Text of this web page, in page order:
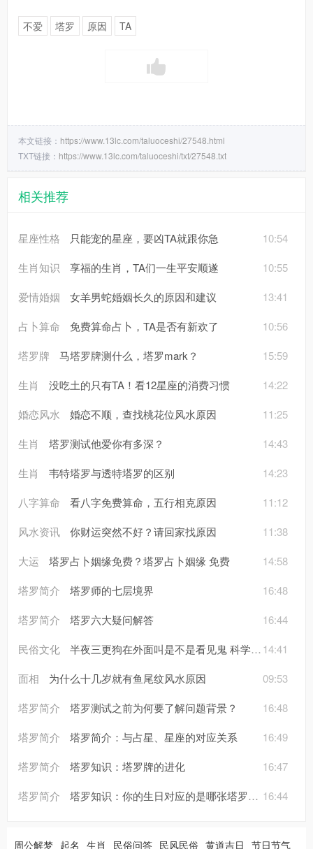
不爱 塔罗 原因 TA
本文链接： https://www.13lc.com/taluoceshi/27548.html
TXT链接： https://www.13lc.com/taluoceshi/txt/27548.txt
相关推荐
10:54
星座性格
只能宠的星座，要凶TA就跟你急
10:55
生肖知识
享福的生肖，TA们一生平安顺遂
13:41
爱情婚姻
女羊男蛇婚姻长久的原因和建议
10:56
占卜算命
免费算命占卜，TA是否有新欢了
15:59
塔罗牌
马塔罗牌测什么，塔罗mark？
14:22
生肖
没吃土的只有TA！看12星座的消费习惯
11:25
婚恋风水
婚恋不顺，查找桃花位风水原因
14:43
生肖
塔罗测试他爱你有多深？
14:23
生肖
韦特塔罗与透特塔罗的区别
11:12
八字算命
看八字免费算命，五行相克原因
11:38
风水资讯
你财运突然不好？请回家找原因
14:58
大运
塔罗占卜姻缘免费？塔罗占卜姻缘 免费
16:48
塔罗简介
塔罗师的七层境界
16:44
塔罗简介
塔罗六大疑问解答
14:41
民俗文化
半夜三更狗在外面叫是不是看见鬼 科学的原因
09:53
面相
为什么十几岁就有鱼尾纹风水原因
16:48
塔罗简介
塔罗测试之前为何要了解问题背景？
16:49
塔罗简介
塔罗简介：与占星、星座的对应关系
16:47
塔罗简介
塔罗知识：塔罗牌的进化
16:44
塔罗简介 塔罗知识：你的生日对应的是哪张塔罗牌？
周公解梦 起名 生肖 民俗问答 民风民俗 黄道吉日 节日节气